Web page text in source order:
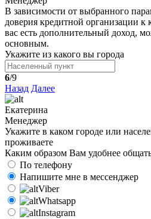
В зависимости от выбранного
доверия кредитной организации к
вас есть дополнительный доход,
основным.
Укажите из какого вы города
6/9
Назад Далее
Екатерина
Менеджер
Укажите в каком городе или
проживаете
Каким образом Вам удобнее
По телефону
Напишите мне в мессенджер
Viber
Whatsapp
Instagram